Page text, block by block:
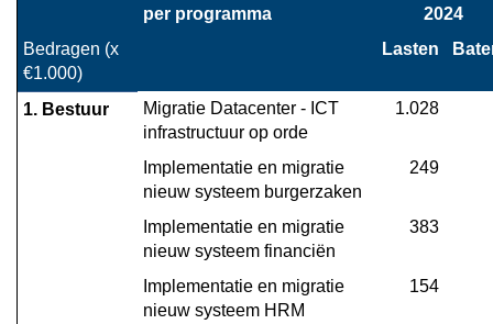
toelichting
Overzicht
per programma
2024
Bedragen (x
€1.000)
Lasten
1. Bestuur
Migratie Datacenter - ICT
infrastructuur op orde
1.028
Implementatie en migratie
nieuw systeem burgerzaken
249
Implementatie en migratie
nieuw systeem financiën
383
Implementatie en migratie
nieuw systeem HRM
154